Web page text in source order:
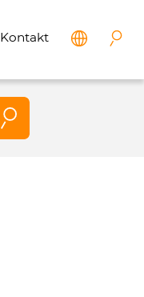
Kontakt